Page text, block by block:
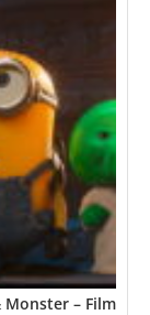
– Film